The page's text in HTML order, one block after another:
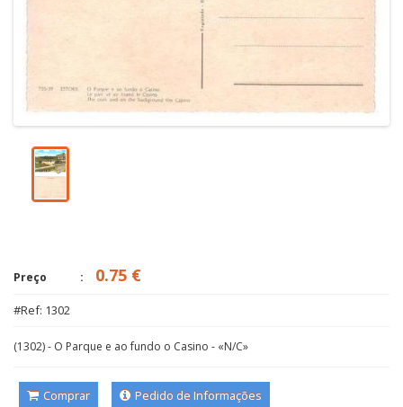
Preço 0.75 €
#Ref: 1302
(1302) - O Parque e ao fundo o Casino - «N/C»
Comprar Pedido de Informações